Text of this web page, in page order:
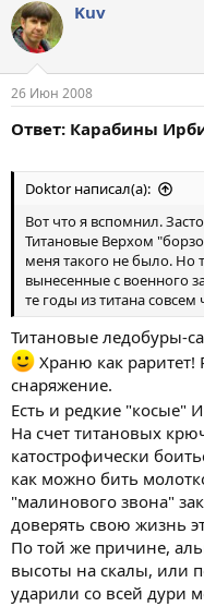
Kuv
26 Июн 2008
Ответ: Карабины
Doktor написал(а):
Вот что я вспомнил.
Титановые Верхом
меня такого не было. Но
вынесенные с военного
те годы из титана
Титановые ледобуры-
Храню как раритет!
снаряжение.
Есть и редкие "косые"
На счет титановых
катострофически
как можно бить
"малинового звона"
доверять свою жизнь
По той же причине,
высоты на скалы, или
ударили со всей дури